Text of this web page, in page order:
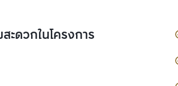
ะดวกในโครงการ